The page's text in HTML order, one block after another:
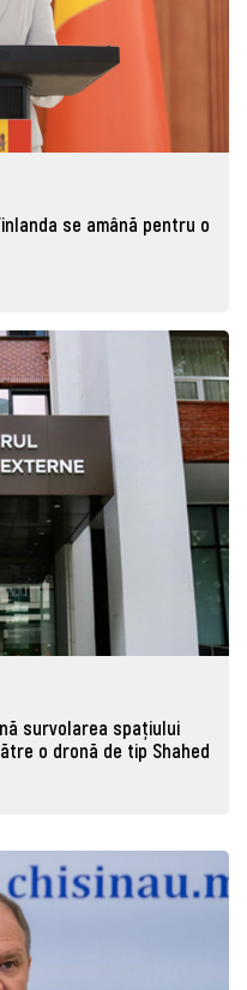
se amână pentru o
survolarea spațiului
o dronă de tip Shahed